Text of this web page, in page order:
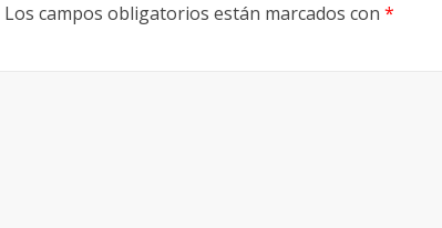
Los campos obligatorios están marcados con *